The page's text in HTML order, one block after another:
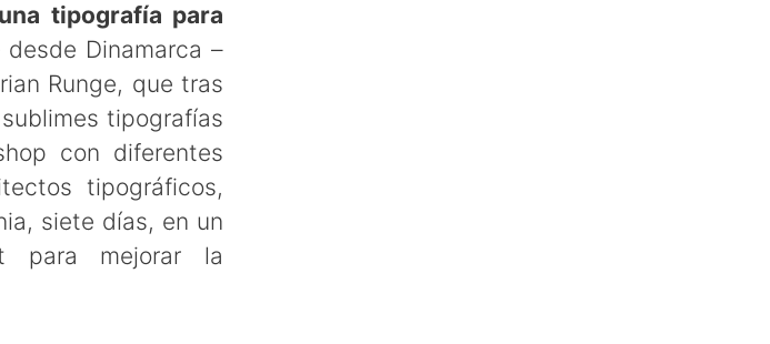
tipografía para
Dinamarca –
Runge, que tras
tipografías
con diferentes
tipográficos,
siete días, en un
para mejorar la